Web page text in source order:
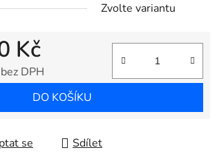
Zvolte variantu
Kč
bez DPH
DO KOŠÍKU
se Sdílet